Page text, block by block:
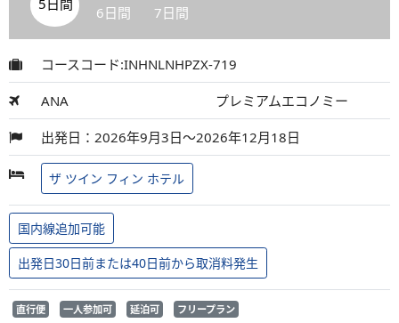
5日間 6日間 7日間
コースコード:INHNLNHPZX-719
ANA プレミアムエコノミー
出発日：2026年9月3日～2026年12月18日
ザ ツイン フィン ホテル
国内線追加可能
出発日30日前または40日前から取消料発生
直行便 一人参加可 延泊可 フリープラン